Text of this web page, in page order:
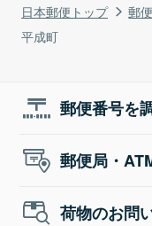
日本郵便トップ 郵
平成町
郵便番号を
郵便局・
荷物のお問